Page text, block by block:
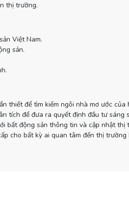
thị trường.
Việt Nam.
sản.
thiết để tìm kiếm ngôi nhà mơ ước của
tích để đưa ra quyết định đầu tư sáng
bất động sản thông tin và cập nhật
cho bất kỳ ai quan tâm đến thị